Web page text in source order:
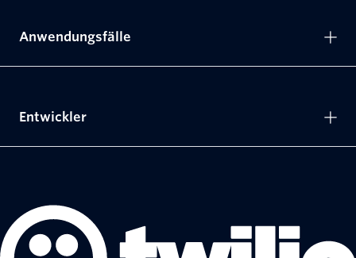
Anwendungsfälle
Entwickler